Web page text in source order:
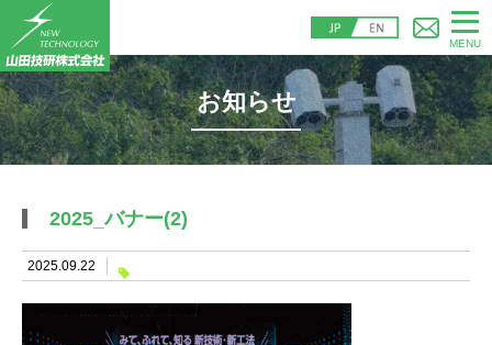
MENU
お知らせ
2025_バナー(2)
2025.09.22